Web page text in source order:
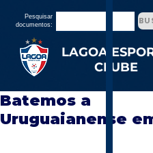
LAGOA
CLUBE
Pesquisar
documentos:
Batemos a
Uruguaianense